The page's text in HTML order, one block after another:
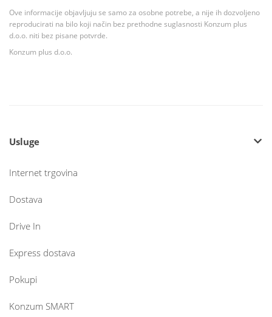
Ove informacije objavljuju se samo za osobne potrebe, a nije ih dozvoljeno
reproducirati na bilo koji način bez prethodne suglasnosti Konzum plus
d.o.o. niti bez pisane potvrde.
Konzum plus d.o.o.
Usluge
Internet trgovina
Dostava
Drive In
Express dostava
Pokupi
Konzum SMART